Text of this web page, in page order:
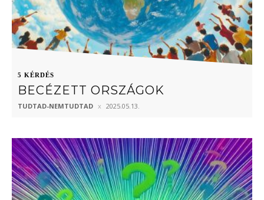
5 KÉRDÉS
BECÉZETT ORSZÁGOK
TUDTAD-NEMTUDTAD 2025.05.13.